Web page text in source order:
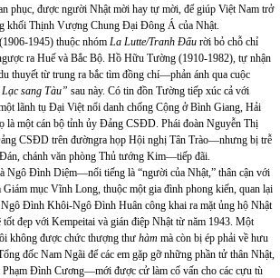
phục, được người Nhật mời hay tự mời, để giúp ViệtNam trở
khối Thịnh Vượng Chung Đại Đông Á của Nhật.
1945) thuộc nhóm La Lutte/Tranh Đấu rời bỏ chỗ chỉ
ra Huế và Bắc Bộ. Hồ Hữu Tường (1910-1982), tự nhận
thuyết từ trung ra bắc tìm đồng chí—phản ánh qua cuộc
sang Tàu” sau này. Có tin đồn Tường tiếp xúc cả với
lãnh tụ Đại Việt nổi danh chống Cộng ở Bình Giang, Hải
là một cán bộ tỉnh ủy Đảng CSĐD. Phái đoàn Nguyễn Thị
CSĐD trên đườngra họp Hội nghị Tân Trào—nhưng bị trễ
chánh văn phòng Thủ tướng Kim—tiếp đãi.
Ngô Đình Diệm—nổi tiếng là “người của Nhật,” thân cận với
mục Vĩnh Long, thuộc một gia đình phong kiến, quan lại
Đình Khôi-Ngô Đình Huân công khai ra mặt ủng hộ Nhật
đẹp với Kempeitai và gián điệp Nhật từ năm 1943. Một
không được chức thượng thư hàm mà còn bị ép phải về hưu
đốc Nam Ngãi để các em gặp gỡ những phần tử thân Nhật,
Phạm Đình Cương—mới được cử làm cố vấn cho các cựu tù